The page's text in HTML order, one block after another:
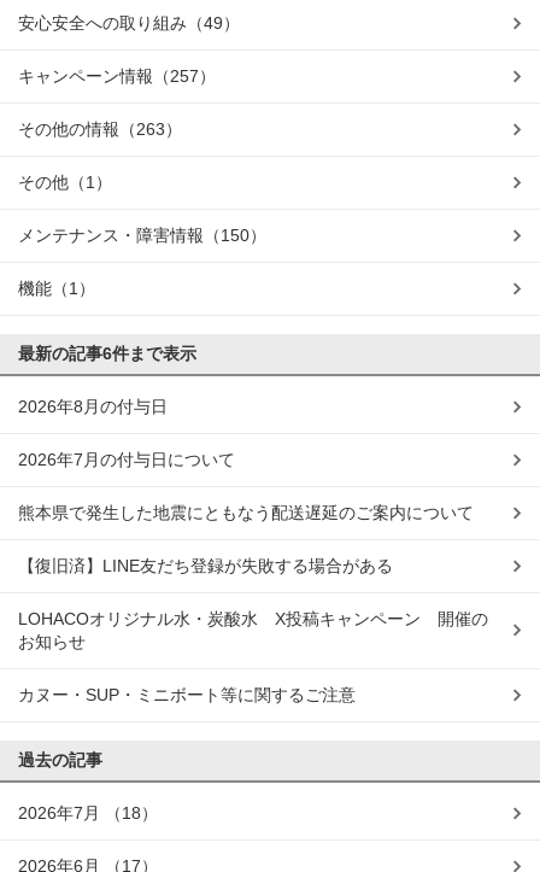
安心安全への取り組み （49）
キャンペーン情報 （257）
その他の情報 （263）
その他 （1）
メンテナンス・障害情報 （150）
機能 （1）
最新の記事6件まで表示
2026年8月の付与日
2026年7月の付与日について
熊本県で発生した地震にともなう配送遅延のご案内について
【復旧済】LINE友だち登録が失敗する場合がある
LOHACOオリジナル水・炭酸水 X投稿キャンペーン 開催の
お知らせ
カヌー・SUP・ミニボート等に関するご注意
過去の記事
2026年7月 （18）
2026年6月 （17）